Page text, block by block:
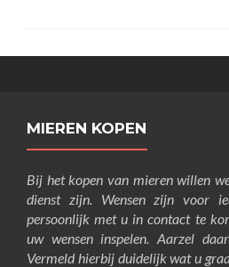
MIEREN KOPEN
Bij het kopen van mieren willen
dienst zijn. Wensen zijn voor
persoonlijk met u in contact te
uw wensen inspelen. Aarzel
Vermeld hierbij duidelijk wat u